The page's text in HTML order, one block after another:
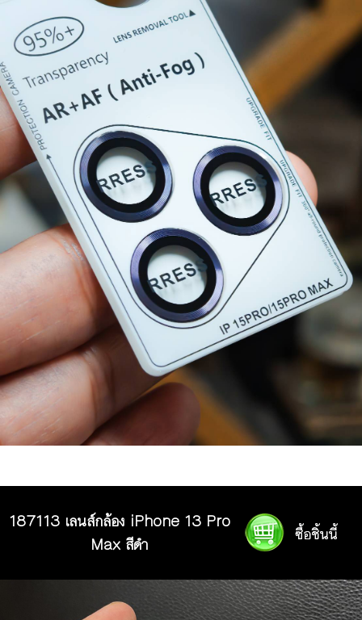
187113 เลนส์กล้อง iPhone 13 Pro
Max สีดำ